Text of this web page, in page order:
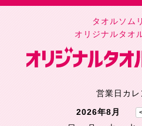
タオルソム
オリジナルタオ
営業日カレ
2026年8月